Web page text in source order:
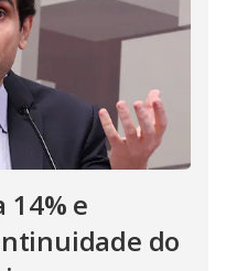
14% e
do